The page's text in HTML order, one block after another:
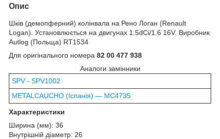
Опис
Шків (демопферний) колінвала на Рено Логан (Renault
Logan). Установлюється на двигунах 1.5dCi/1.6 16V. Виробник
Autlog (Польща) RT1534
Для оригінального номера 82 00 477 938
Аналоги замінники
SPV - SPV1002
METALCAUCHO (Іспанія) — MC4735
Характеристики
Ширина (мм): 36
Внутрішній діаметр: 26